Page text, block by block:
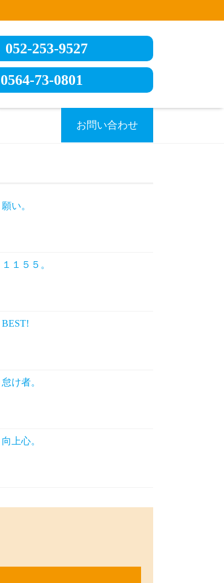
052-253-9527
0564-73-0801
お問い合わせ
願い。
１１５５。
BEST!
怠け者。
向上心。